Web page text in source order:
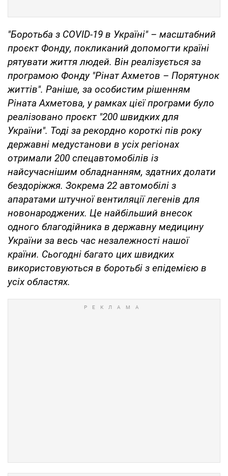
"Боротьба з COVID-19 в Україні" – масштабний
проєкт Фонду, покликаний допомогти країні
рятувати життя людей. Він реалізується за
програмою Фонду "Рінат Ахметов – Порятунок
життів". Раніше, за особистим рішенням
Ріната Ахметова, у рамках цієї програми було
реалізовано проєкт "200 швидких для
України". Тоді за рекордно короткі пів року
державні медустанови в усіх регіонах
отримали 200 спецавтомобілів із
найсучаснішим обладнанням, здатних долати
бездоріжжя. Зокрема 22 автомобілі з
апаратами штучної вентиляції легенів для
новонароджених. Це найбільший внесок
одного благодійника в державну медицину
України за весь час незалежності нашої
країни. Сьогодні багато цих швидких
використовуються в боротьбі з епідемією в
усіх областях.